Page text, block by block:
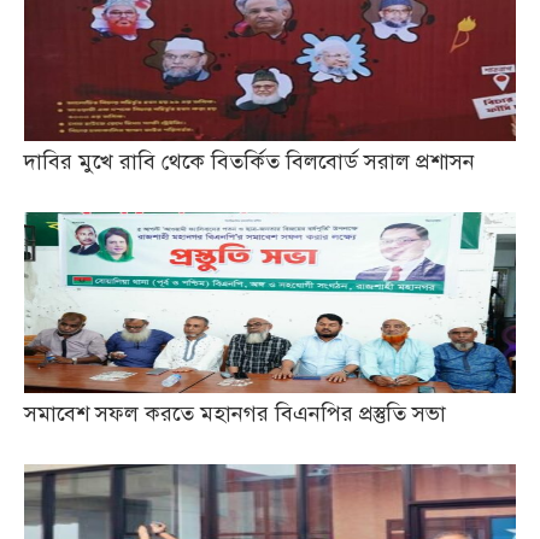
দাবির মুখে রাবি থেকে বিতর্কিত বিলবোর্ড সরাল প্রশাসন
সমাবেশ সফল করতে মহানগর বিএনপির প্রস্তুতি সভা